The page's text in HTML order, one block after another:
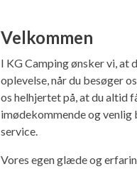
Velkommen
I KG Camping ønsker vi, at
oplevelse, når du besøger
os helhjertet på, at du altid
imødekommende og venlig
service.
Vores egen glæde og